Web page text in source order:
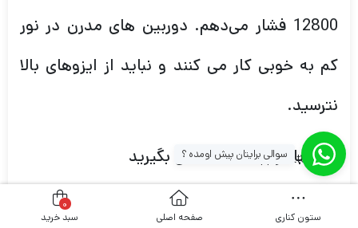
12800 فشار می‌دهم. دوربین های مدرن در نور
کم به خوبی کار می کنند و نباید از ایزوهای بالا
نترسید.
3.4) با فرمت RAW عکس بگیرید
من همیشه با فرمت RAW عکاسی می‌کنم، زیرا
[whatsapp_buttons] سوالی برایتان پیش اومده ؟
ستون کناری صفحه اصلی
0
سبد خرید